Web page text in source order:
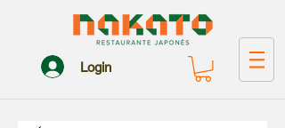
Login